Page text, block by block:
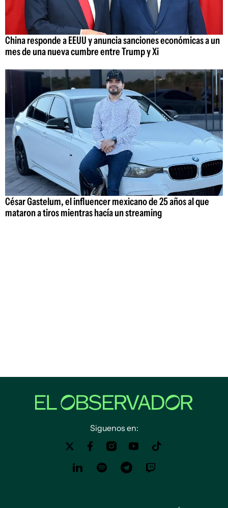
China responde a EEUU y anuncia sanciones económicas a un
mes de una nueva cumbre entre Trump y Xi
César Gastelum, el influencer mexicano de 25 años al que
mataron a tiros mientras hacía un streaming
Siguenos en: